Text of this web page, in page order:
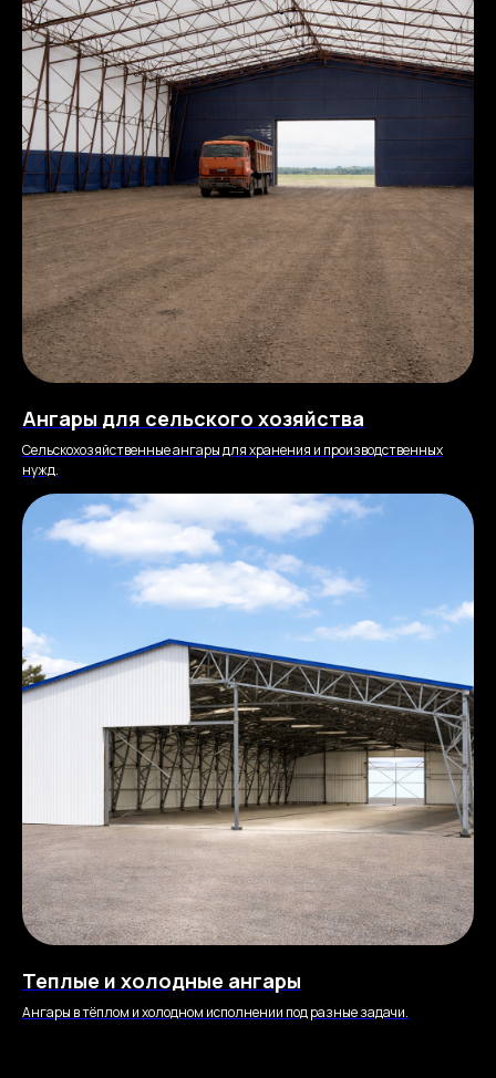
Ангары для сельского хозяйства
Сельскохозяйственные ангары для хранения и производственных
нужд.
Теплые и холодные ангары
Ангары в тёплом и холодном исполнении под разные задачи.